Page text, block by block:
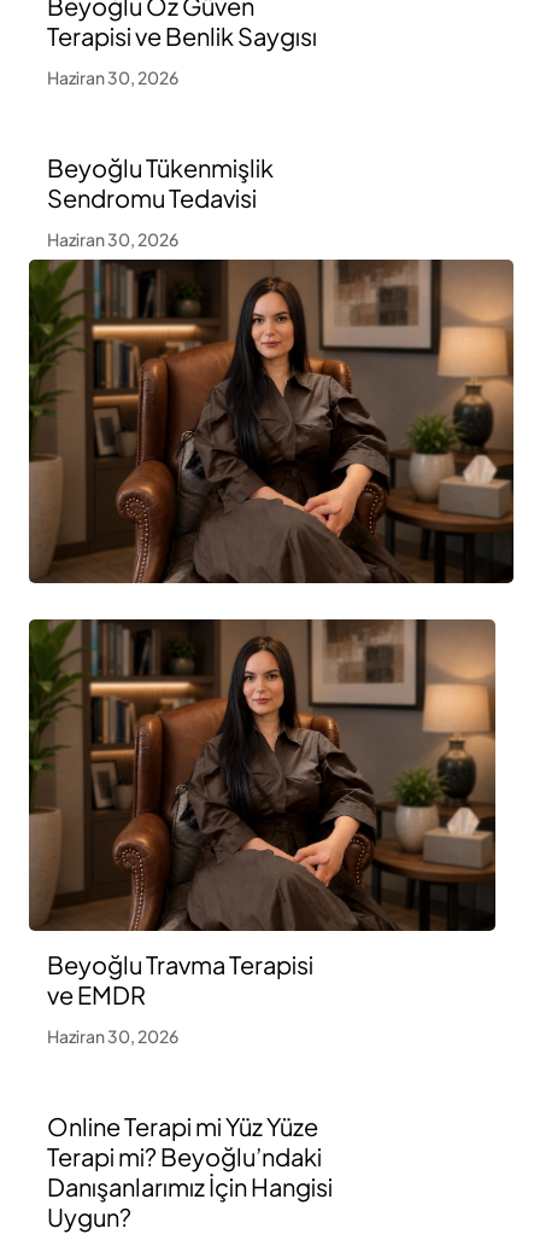
Terapisi ve Benlik Saygısı
Haziran 30, 2026
Beyoğlu Tükenmişlik
Sendromu Tedavisi
Haziran 30, 2026
Beyoğlu Travma Terapisi
ve EMDR
Haziran 30, 2026
Online Terapi mi Yüz Yüze
Terapi mi? Beyoğlu’ndaki
Danışanlarımız İçin Hangisi
Uygun?